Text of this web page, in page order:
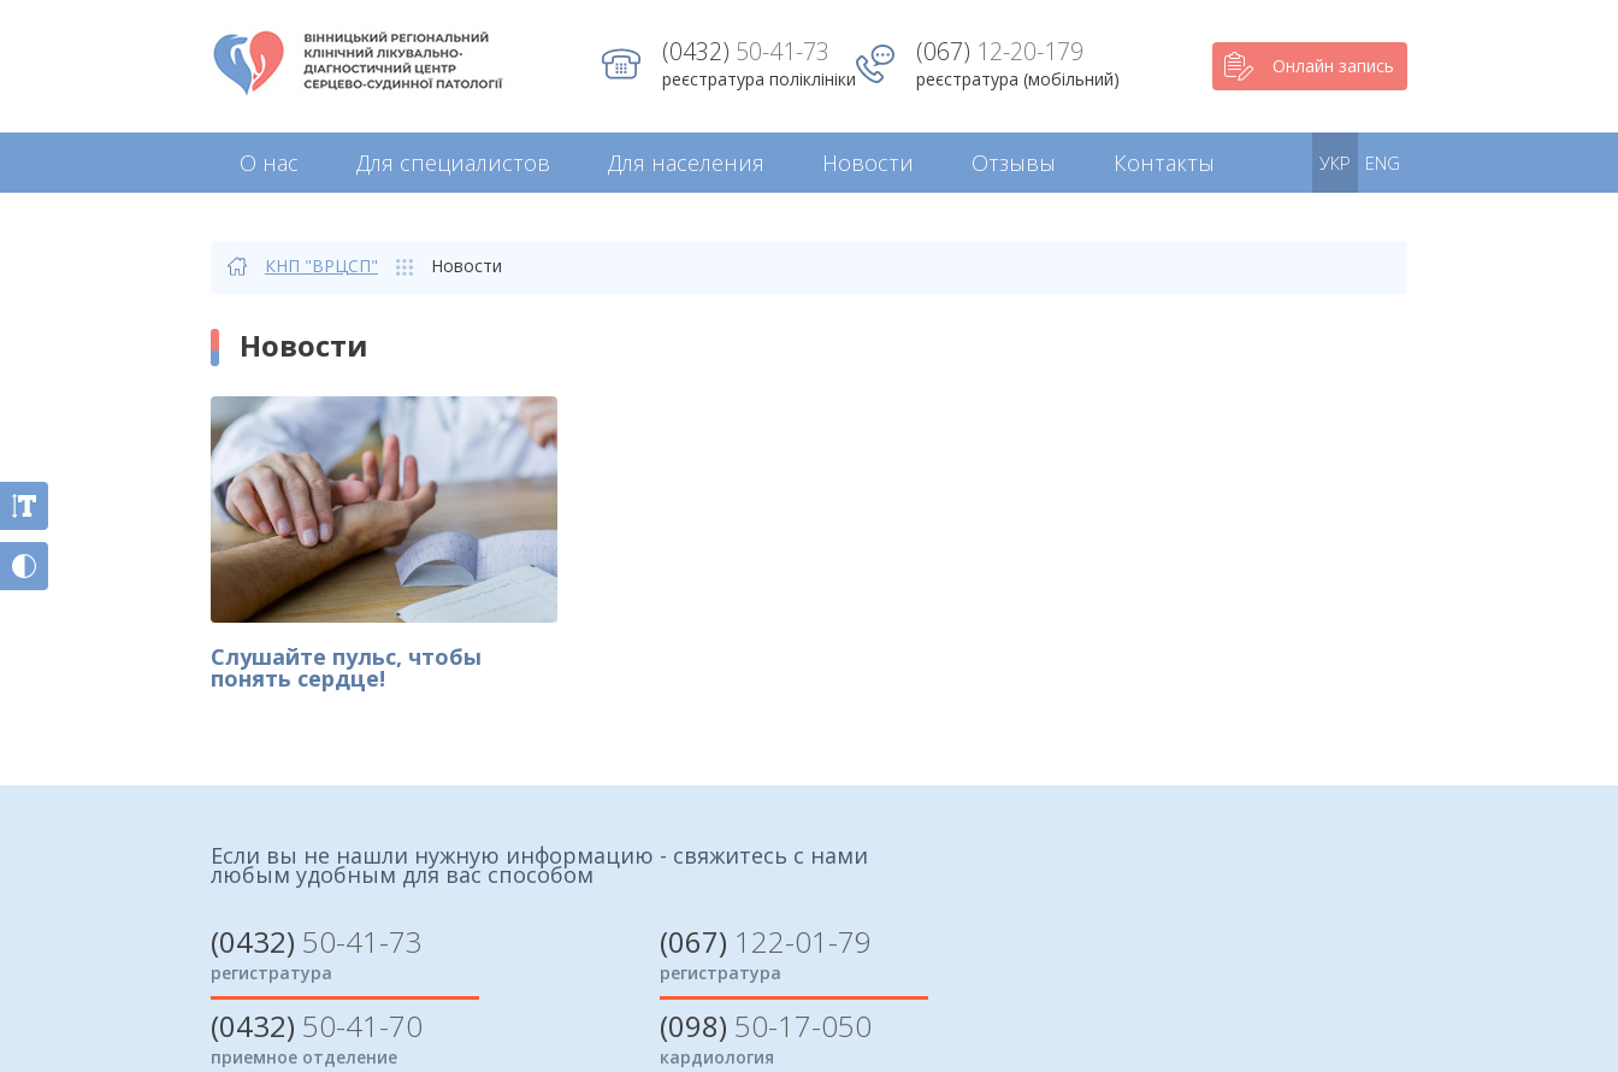
(0432) 50-41-73
реєстратура поліклініки
(067) 12-20-179
реєстратура (мобільний)
Онлайн запись
О нас Для специалистов Для населения Новости Отзывы Контакты УКР ENG
КНП "ВРЦСП" Новости
Новости
Слушайте пульс, чтобы
понять сердце!
Если вы не нашли нужную информацию - свяжитесь с нами
любым удобным для вас способом
(0432) 50-41-73
регистратура
(067) 122-01-79
регистратура
(0432) 50-41-70
приемное отделение
(098) 50-17-050
кардиология